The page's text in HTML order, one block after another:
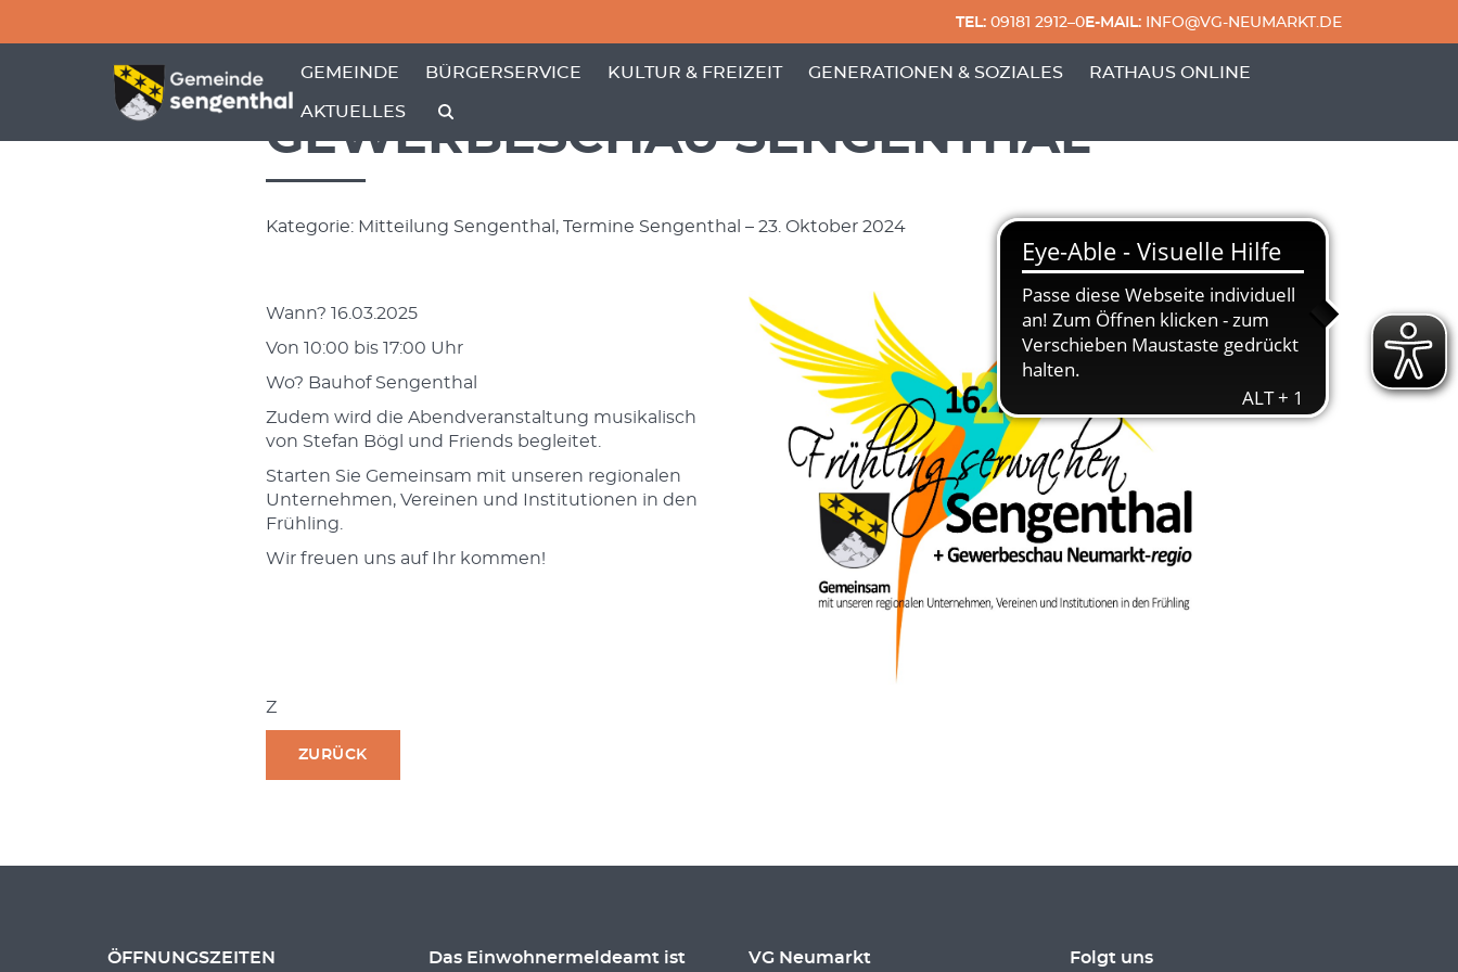
TEL:09181 2912–0E-MAIL:INFO@VG-NEUMARKT.DE
GEMEINDE
ZEIGE MENÜ-UNTERPUNKTE VON 'GEMEINDE'
BÜRGERSERVICE
ZEIGE MENÜ-UNTERPUNKTE VON 'BÜRGERSERVICE'
KULTUR & FREIZEIT GENERATIONEN & SOZIALES RATHAUS ONLINE
AKTUELLES
GEWERBESCHAU SENGENTHAL
Kategorie: Mitteilung Sengenthal, Termine Sengenthal – 23. Oktober 2024
Wann? 16.03.2025
Von 10:00 bis 17:00 Uhr
Wo? Bauhof Sengenthal
Zudem wird die Abendveranstaltung musikalisch
von Stefan Bögl und Friends begleitet.
Starten Sie Gemeinsam mit unseren regionalen
Unternehmen, Vereinen und Institutionen in den
Frühling.
Wir freuen uns auf Ihr kommen!
Z
ZURÜCK
ÖFFNUNGSZEITEN Das Einwohnermeldeamt ist VG Neumarkt Folgt uns